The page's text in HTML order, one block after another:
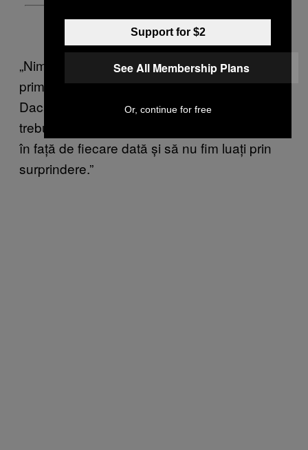
„Nimic de genul ăsta”, a zis el râzând. „E
prima dată când ne-am lovit de așa ceva.
Dacă băieții răi devin mai inventivi, atunci va
trebui să ne adaptăm ca să fim cu câțiva pași
în față de fiecare dată și să nu fim luați prin
surprindere.”
Support for $2
See All Membership Plans
Or, continue for free